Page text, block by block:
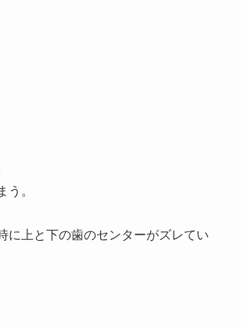
。
に上と下の歯のセンターがズレてい